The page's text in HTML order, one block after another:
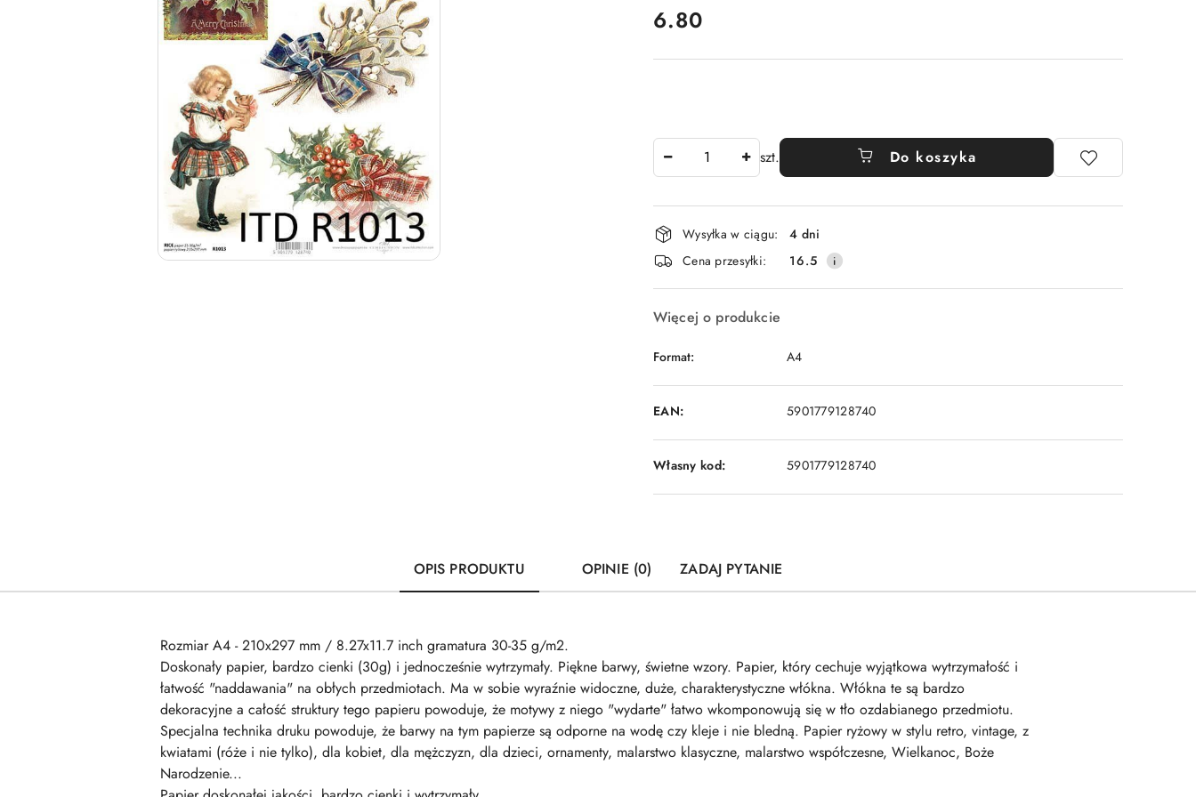
cena:
6.80
szt. Do koszyka
Dostępność
i
dostawa
Wysyłka w ciągu:
4 dni
Cena przesyłki:
16.5
Więcej o produkcie
Format: A4
EAN: 5901779128740
Własny kod: 5901779128740
OPIS PRODUKTU OPINIE (0) ZADAJ PYTANIE
Rozmiar A4 - 210x297 mm / 8.27x11.7 inch gramatura 30-35 g/m2.
Doskonały papier, bardzo cienki (30g) i jednocześnie wytrzymały. Piękne barwy, świetne wzory. Papier, który cechuje wyjątkowa wytrzymałość i
łatwość "naddawania" na obłych przedmiotach. Ma w sobie wyraźnie widoczne, duże, charakterystyczne włókna. Włókna te są bardzo
dekoracyjne a całość struktury tego papieru powoduje, że motywy z niego "wydarte" łatwo wkomponowują się w tło ozdabianego przedmiotu.
Specjalna technika druku powoduje, że barwy na tym papierze są odporne na wodę czy kleje i nie bledną. Papier ryżowy w stylu retro, vintage, z
kwiatami (róże i nie tylko), dla kobiet, dla mężczyzn, dla dzieci, ornamenty, malarstwo klasyczne, malarstwo współczesne, Wielkanoc, Boże
Narodzenie...